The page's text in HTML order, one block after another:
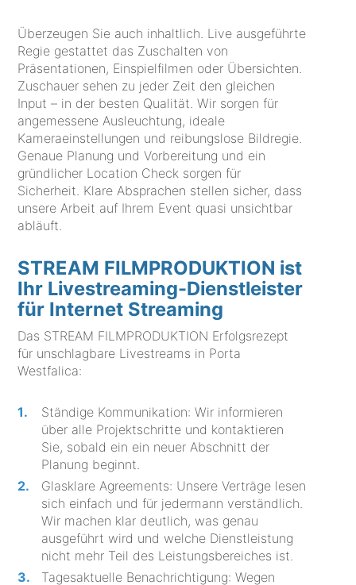
Überzeugen Sie auch inhaltlich. Live ausgeführte
Regie gestattet das Zuschalten von
Präsentationen, Einspielfilmen oder Übersichten.
Zuschauer sehen zu jeder Zeit den gleichen
Input – in der besten Qualität. Wir sorgen für
angemessene Ausleuchtung, ideale
Kameraeinstellungen und reibungslose Bildregie.
Genaue Planung und Vorbereitung und ein
gründlicher Location Check sorgen für
Sicherheit. Klare Absprachen stellen sicher, dass
unsere Arbeit auf Ihrem Event quasi unsichtbar
abläuft.
STREAM FILMPRODUKTION ist
Ihr Livestreaming-Dienstleister
für Internet Streaming
Das STREAM FILMPRODUKTION Erfolgsrezept
für unschlagbare Livestreams in Porta
Westfalica:
Ständige Kommunikation: Wir informieren
über alle Projektschritte und kontaktieren
Sie, sobald ein ein neuer Abschnitt der
Planung beginnt.
Glasklare Agreements: Unsere Verträge lesen
sich einfach und für jedermann verständlich.
Wir machen klar deutlich, was genau
ausgeführt wird und welche Dienstleistung
nicht mehr Teil des Leistungsbereiches ist.
Tagesaktuelle Benachrichtigung: Wegen